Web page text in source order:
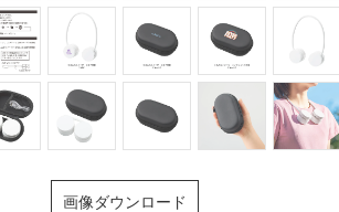
画像ダウンロード